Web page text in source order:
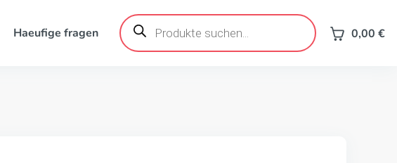
Haeufige fragen
Products
search 0,00 €